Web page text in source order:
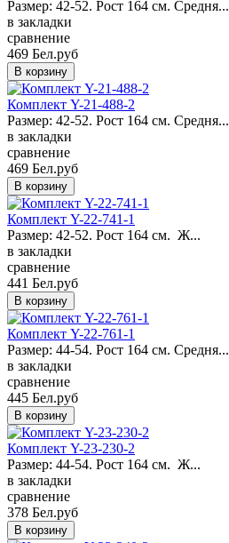
Размер: 42-52. Рост 164 см. Средня...
в закладки
сравнение
469 Бел.руб
Комплект Y-21-488-2
Размер: 42-52. Рост 164 см. Средня...
в закладки
сравнение
469 Бел.руб
Комплект Y-22-741-1
Размер: 42-52. Рост 164 см. Ж...
в закладки
сравнение
441 Бел.руб
Комплект Y-22-761-1
Размер: 44-54. Рост 164 см. Средня...
в закладки
сравнение
445 Бел.руб
Комплект Y-23-230-2
Размер: 44-54. Рост 164 см. Ж...
в закладки
сравнение
378 Бел.руб